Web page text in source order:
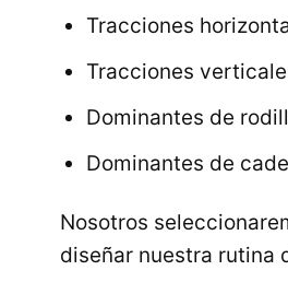
Tracciones
Tracciones
Dominantes de
Dominantes de
Nosotros
diseñar nuestra rutina